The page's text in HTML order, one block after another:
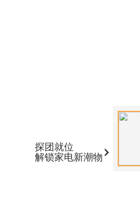
探团就位
解锁家电新潮物